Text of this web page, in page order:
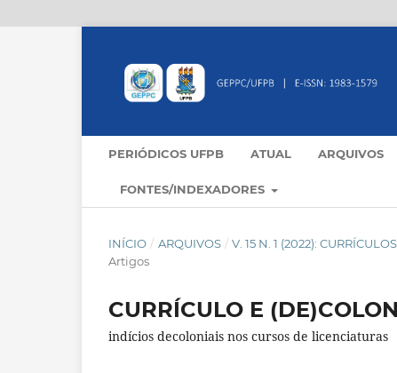
PERIÓDICOS UFPB ATUAL ARQUIVOS
FONTES/INDEXADORES
INÍCIO / ARQUIVOS / V. 15 N. 1 (2022):
Artigos
CURRÍCULO E
indícios decoloniais nos cursos de licenciaturas